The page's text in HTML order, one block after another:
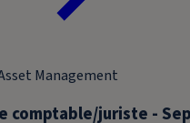
comptable/juriste -
Management